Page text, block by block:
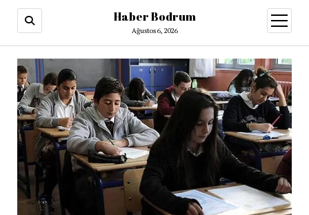
Haber Bodrum
Ağustos 6, 2026
aç